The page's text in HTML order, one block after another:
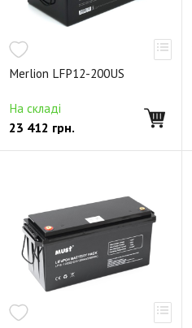
Merlion LFP12-200US
На складі
23 412 грн.